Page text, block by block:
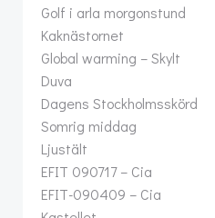
Golf i arla morgonstund
Kaknästornet
Global warming – Skylt
Duva
Dagens Stockholmsskörd
Somrig middag
Ljustält
EFIT 090717 – Cia
EFIT-090409 – Cia